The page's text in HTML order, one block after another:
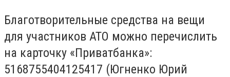
Благотворительные средства на вещи
для участников АТО можно перечислить
на карточку «Приватбанка»:
5168755404125417 (Югненко Юрий